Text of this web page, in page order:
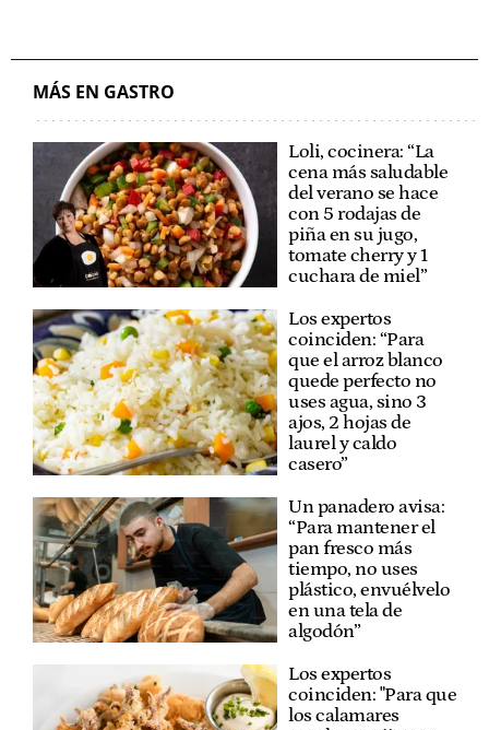
MÁS EN GASTRO
Loli, cocinera: “La
cena más saludable
del verano se hace
con 5 rodajas de
piña en su jugo,
tomate cherry y 1
cuchara de miel”
Los expertos
coinciden: “Para
que el arroz blanco
quede perfecto no
uses agua, sino 3
ajos, 2 hojas de
laurel y caldo
casero”
Un panadero avisa:
“Para mantener el
pan fresco más
tiempo, no uses
plástico, envuélvelo
en una tela de
algodón”
Los expertos
coinciden: "Para que
los calamares